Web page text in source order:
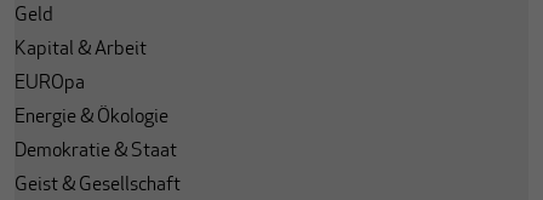
Geld
Kapital & Arbeit
EUROpa
Energie & Ökologie
Demokratie & Staat
Geist & Gesellschaft